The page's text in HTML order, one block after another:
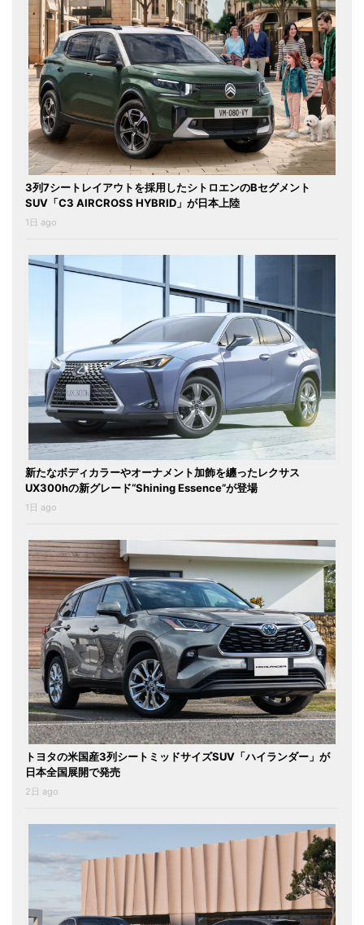
3列7シートレイアウトを採用したシトロエンのBセグメント
SUV「C3 AIRCROSS HYBRID」が日本上陸
1日 ago
新たなボディカラーやオーナメント加飾を纏ったレクサス
UX300hの新グレード“Shining Essence”が登場
1日 ago
トヨタの米国産3列シートミッドサイズSUV「ハイランダー」が
日本全国展開で発売
2日 ago